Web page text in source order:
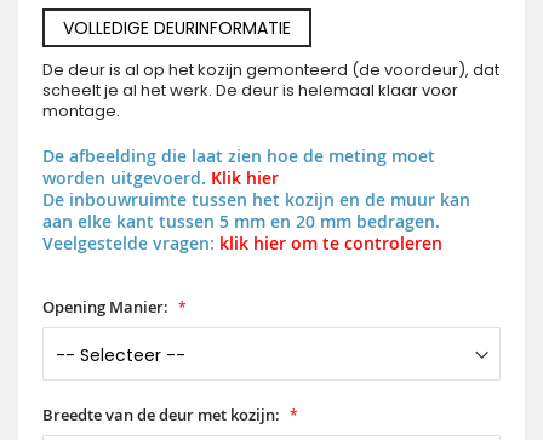
VOLLEDIGE DEURINFORMATIE
De deur is al op het kozijn gemonteerd (de voordeur), dat
scheelt je al het werk. De deur is helemaal klaar voor
montage.
De afbeelding die laat zien hoe de meting moet
worden uitgevoerd. Klik hier
De inbouwruimte tussen het kozijn en de muur kan
aan elke kant tussen 5 mm en 20 mm bedragen.
Veelgestelde vragen: klik hier om te controleren
Opening Manier:
Breedte van de deur met kozijn: